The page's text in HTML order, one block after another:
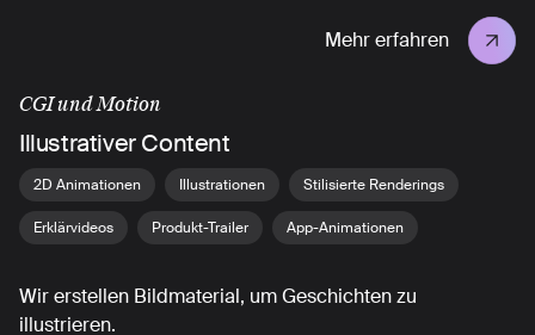
Mehr erfahren
CGI und Motion
Illustrativer Content
2D Animationen Illustrationen Stilisierte Renderings
Erklärvideos Produkt-Trailer App-Animationen
Wir erstellen Bildmaterial, um Geschichten zu
illustrieren.